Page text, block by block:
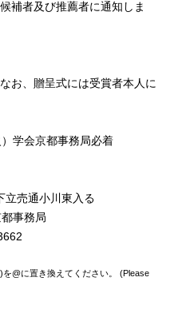
補者及び推薦者に通知しま
お、贈呈式には受賞者本人に
学会京都事務局必着
売通小川東入る
事務局
@に置き換えてください。 (Please